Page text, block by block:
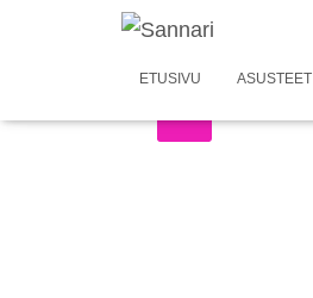
ETUSIVU ASUSTEET